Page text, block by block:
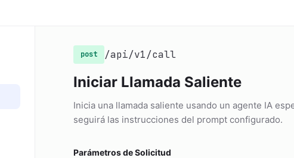
post /api/v1/call
Iniciar Llamada Saliente
Inicia una llamada saliente usando un agente IA
seguirá las instrucciones del prompt configurado.
Parámetros de Solicitud